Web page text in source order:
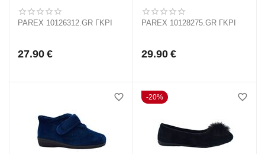
PAREX 10126312.GR ΓΚΡΙ
27.90 €
PAREX 10128275.GR ΓΚΡΙ
29.90 €
20%